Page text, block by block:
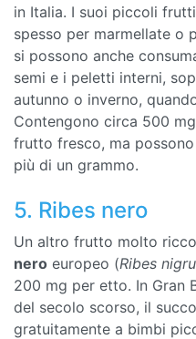
in Italia. I suoi piccoli
spesso per marmellate o
si possono anche
semi e i peletti interni,
autunno o inverno,
Contengono circa 500
frutto fresco, ma
più di un grammo.
5. Ribes nero
Un altro frutto molto
nero europeo (Ribes
200 mg per etto. In Gran
del secolo scorso, il
gratuitamente a bimbi